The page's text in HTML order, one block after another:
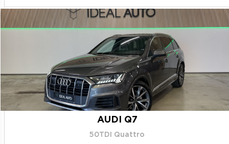
AUDI Q7
50TDI Quattro